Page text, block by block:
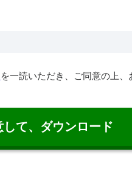
を一読いただき、ご同意の上、